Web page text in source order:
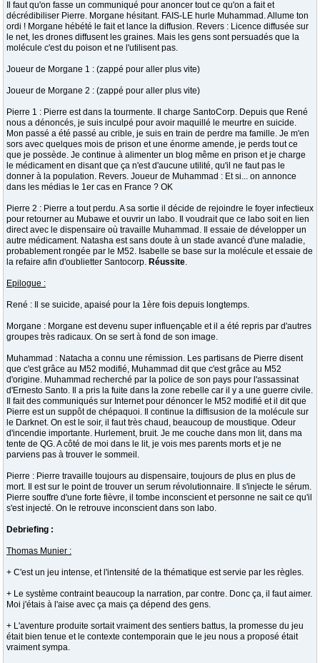
Il faut qu'on fasse un communiqué pour anoncer tout ce qu'on a fait et
décrédibiliser Pierre. Morgane hésitant. FAIS-LE hurle Muhammad. Allume ton
ordi ! Morgane hébété le fait et lance la diffusion. Revers : Licence diffusée sur
le net, les drones diffusent les graines. Mais les gens sont persuadés que la
molécule c'est du poison et ne l'utilisent pas.
Joueur de Morgane 1 : (zappé pour aller plus vite)
Joueur de Morgane 2 : (zappé pour aller plus vite)
Pierre 1 : Pierre est dans la tourmente. Il charge SantoCorp. Depuis que René
nous a dénoncés, je suis inculpé pour avoir maquillé le meurtre en suicide.
Mon passé a été passé au crible, je suis en train de perdre ma famille. Je m'en
sors avec quelques mois de prison et une énorme amende, je perds tout ce
que je possède. Je continue à alimenter un blog même en prison et je charge
le médicament en disant que ça n'est d'aucune utilité, qu'il ne faut pas le
donner à la population. Revers. Joueur de Muhammad : Et si... on annonce
dans les médias le 1er cas en France ? OK
Pierre 2 : Pierre a tout perdu. A sa sortie il décide de rejoindre le foyer infectieux
pour retourner au Mubawe et ouvrir un labo. Il voudrait que ce labo soit en lien
direct avec le dispensaire où travaille Muhammad. Il essaie de développer un
autre médicament. Natasha est sans doute à un stade avancé d'une maladie,
probablement rongée par le M52. Isabelle se base sur la molécule et essaie de
la refaire afin d'oublietter Santocorp. Réussite.
Epilogue :
René : Il se suicide, apaisé pour la 1ère fois depuis longtemps.
Morgane : Morgane est devenu super influençable et il a été repris par d'autres
groupes très radicaux. On se sert à fond de son image.
Muhammad : Natacha a connu une rémission. Les partisans de Pierre disent
que c'est grâce au M52 modifié, Muhammad dit que c'est grâce au M52
d'origine. Muhammad recherché par la police de son pays pour l'assassinat
d'Ernesto Santo. Il a pris la fuite dans la zone rebelle car il y a une guerre civile.
Il fait des communiqués sur Internet pour dénoncer le M52 modifié et il dit que
Pierre est un suppôt de chépaquoi. Il continue la diffisusion de la molécule sur
le Darknet. On est le soir, il faut très chaud, beaucoup de moustique. Odeur
d'incendie importante. Hurlement, bruit. Je me couche dans mon lit, dans ma
tente de QG. A côté de moi dans le lit, je vois mes parents morts et je ne
parviens pas à trouver le sommeil.
Pierre : Pierre travaille toujours au dispensaire, toujours de plus en plus de
mort. Il est sur le point de trouver un serum révolutionnaire. Il s'injecte le sérum.
Pierre souffre d'une forte fièvre, il tombe inconscient et personne ne sait ce qu'il
s'est injecté. On le retrouve inconscient dans son labo.
Debriefing :
Thomas Munier :
+ C'est un jeu intense, et l'intensité de la thématique est servie par les règles.
+ Le système contraint beaucoup la narration, par contre. Donc ça, il faut aimer.
Moi j'étais à l'aise avec ça mais ça dépend des gens.
+ L'aventure produite sortait vraiment des sentiers battus, la promesse du jeu
était bien tenue et le contexte contemporain que le jeu nous a proposé était
vraiment sympa.